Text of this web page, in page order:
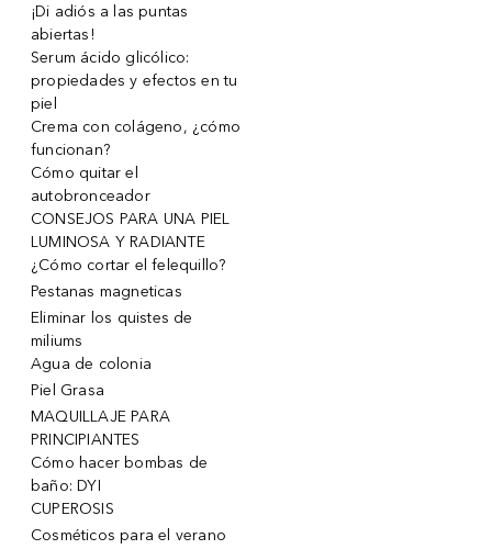
¡Di adiós a las puntas
abiertas!
Serum ácido glicólico:
propiedades y efectos en tu
piel
Crema con colágeno, ¿cómo
funcionan?
Cómo quitar el
autobronceador
CONSEJOS PARA UNA PIEL
LUMINOSA Y RADIANTE
¿Cómo cortar el felequillo?
Pestanas magneticas
Eliminar los quistes de
miliums
Agua de colonia
Piel Grasa
MAQUILLAJE PARA
PRINCIPIANTES
Cómo hacer bombas de
baño: DYI
CUPEROSIS
Cosméticos para el verano